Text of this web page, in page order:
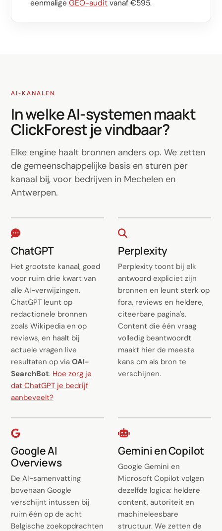
eenmalige GEO-audit vanaf €595.
AI-KANALEN
In welke AI-systemen maakt
ClickForest je vindbaar?
Elke engine haalt bronnen anders op. We zetten
de gemeenschappelijke basis en sturen per
kanaal bij, voor bedrijven in Mechelen en
Antwerpen.
ChatGPT
Het grootste kanaal, goed
voor ruim drie kwart van
alle AI-verwijzingen.
ChatGPT leunt op
redactionele bronnen
zoals Wikipedia en op
reviews, en haalt bij
actuele vragen live
resultaten op via OAI-
SearchBot. Hoe zorg je
dat ChatGPT je bedrijf
aanbeveelt?
Perplexity
Perplexity toont bij elk
antwoord expliciet zijn
bronnen en leunt sterk op
fora, reviews en heldere,
citeerbare pagina's.
Content die één vraag
volledig beantwoordt
maakt hier de meeste
kans om als bron te
verschijnen.
Google AI
Overviews
De AI-samenvatting
bovenaan Google
verschijnt intussen bij
ruim één op de acht
Belgische zoekopdrachten
Gemini en Copilot
Google Gemini en
Microsoft Copilot volgen
dezelfde logica: heldere
content, autoriteit en
machineleesbare
structuur. We zetten de